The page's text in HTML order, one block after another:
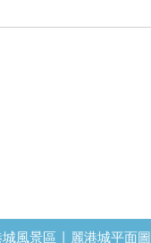
風景區 | 麗港城平面圖